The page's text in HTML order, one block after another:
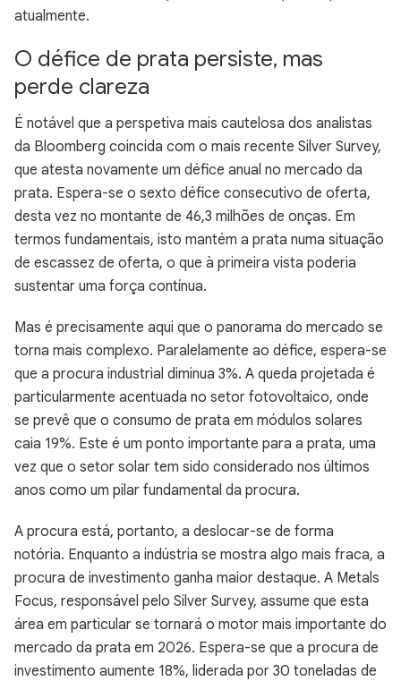
atualmente.
O défice de prata persiste, mas
perde clareza
É notável que a perspetiva mais cautelosa dos analistas
da Bloomberg coincida com o mais recente Silver Survey,
que atesta novamente um défice anual no mercado da
prata. Espera-se o sexto défice consecutivo de oferta,
desta vez no montante de 46,3 milhões de onças. Em
termos fundamentais, isto mantém a prata numa situação
de escassez de oferta, o que à primeira vista poderia
sustentar uma força contínua.
Mas é precisamente aqui que o panorama do mercado se
torna mais complexo. Paralelamente ao défice, espera-se
que a procura industrial diminua 3%. A queda projetada é
particularmente acentuada no setor fotovoltaico, onde
se prevê que o consumo de prata em módulos solares
caia 19%. Este é um ponto importante para a prata, uma
vez que o setor solar tem sido considerado nos últimos
anos como um pilar fundamental da procura.
A procura está, portanto, a deslocar-se de forma
notória. Enquanto a indústria se mostra algo mais fraca, a
procura de investimento ganha maior destaque. A Metals
Focus, responsável pelo Silver Survey, assume que esta
área em particular se tornará o motor mais importante do
mercado da prata em 2026. Espera-se que a procura de
investimento aumente 18%, liderada por 30 toneladas de